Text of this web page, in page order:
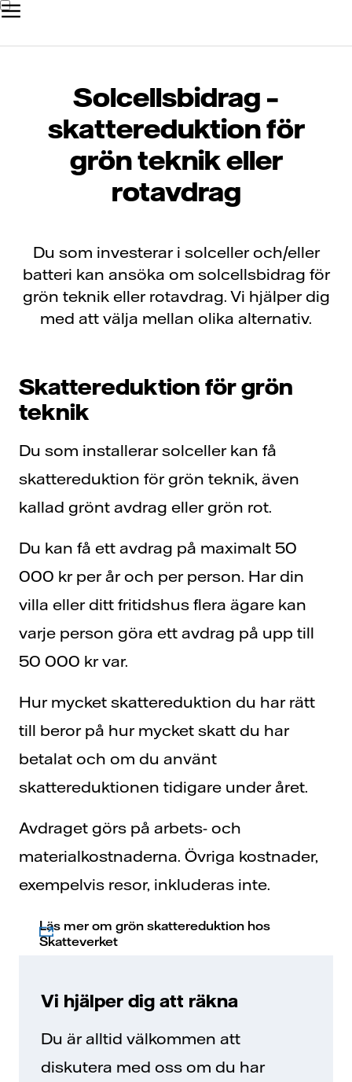
Solcellsbidrag –
skattereduktion för
grön teknik eller
rotavdrag
Du som investerar i solceller och/eller
batteri kan ansöka om solcellsbidrag för
grön teknik eller rotavdrag. Vi hjälper dig
med att välja mellan olika alternativ.
Skattereduktion för grön
teknik
Du som installerar solceller kan få
skattereduktion för grön teknik, även
kallad grönt avdrag eller grön rot.
Du kan få ett avdrag på maximalt 50
000 kr per år och per person. Har din
villa eller ditt fritidshus flera ägare kan
varje person göra ett avdrag på upp till
50 000 kr var.
Hur mycket skattereduktion du har rätt
till beror på hur mycket skatt du har
betalat och om du använt
skattereduktionen tidigare under året.
Avdraget görs på arbets- och
materialkostnaderna. Övriga kostnader,
exempelvis resor, inkluderas inte.
Läs mer om grön skattereduktion hos
Skatteverket
Vi hjälper dig att räkna
Du är alltid välkommen att
diskutera med oss om du har